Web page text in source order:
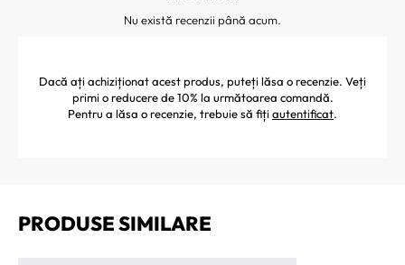
Nu există recenzii până acum.
Dacă ați achiziționat acest produs, puteți lăsa o recenzie. Veți
primi o reducere de 10% la următoarea comandă.
Pentru a lăsa o recenzie, trebuie să fiți autentificat.
PRODUSE SIMILARE